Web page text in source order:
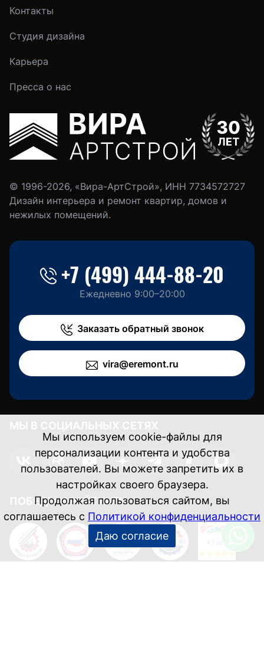
Контакты
Студия дизайна
Карьера
Пресса о нас
© 1996-2026, «Вира-АртСтрой», ИНН 7734572727
Дизайн интерьера и ремонт квартир, домов и
нежилых помещений.
+7 (499) 444-88-20
Ежедневно 9:00–20:00
Заказать обратный звонок
vira@eremont.ru
МЫ В СОЦИАЛЬНЫХ СЕТЯХ
ПОБЕДЫ И РЕЙТИНГИ
Мы используем cookie-файлы для
персонализации контента и удобства
пользователей. Вы можете запретить их в
настройках своего браузера.
Продолжая пользоваться сайтом, вы
соглашаетесь с Политикой конфиденциальности
Даю согласие